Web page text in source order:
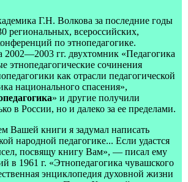
Г.Н. Волкова за последние годы
региональных, всероссийских,
по этнопедагогике.
2002—2003 гг. двухтомник «Педагогика
этнопедагогические сочинения
как отрасли педагогической
национального спасения»,
» и другие получили
в России, но и далеко за ее пределами.
Вашей книги я задумал написать
народной педагогике... Если удастся
посвящу книгу Вам», — писал ему
в 1961 г. «Этнопедагогика чувашского
энциклопедия духовной жизни